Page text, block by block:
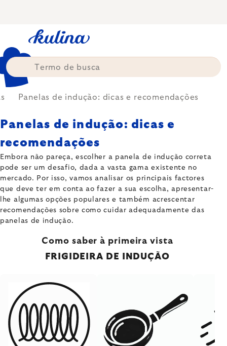
Panelas de indução: dicas e recomendações
Panelas de indução: dicas e
recomendações
Embora não pareça, escolher a panela de indução correta
pode ser um desafio, dada a vasta gama existente no
mercado. Por isso, vamos analisar os principais factores
que deve ter em conta ao fazer a sua escolha, apresentar-
lhe algumas opções populares e também acrescentar
recomendações sobre como cuidar adequadamente das
panelas de indução.
Como saber à primeira vista
FRIGIDEIRA DE INDUÇÃO